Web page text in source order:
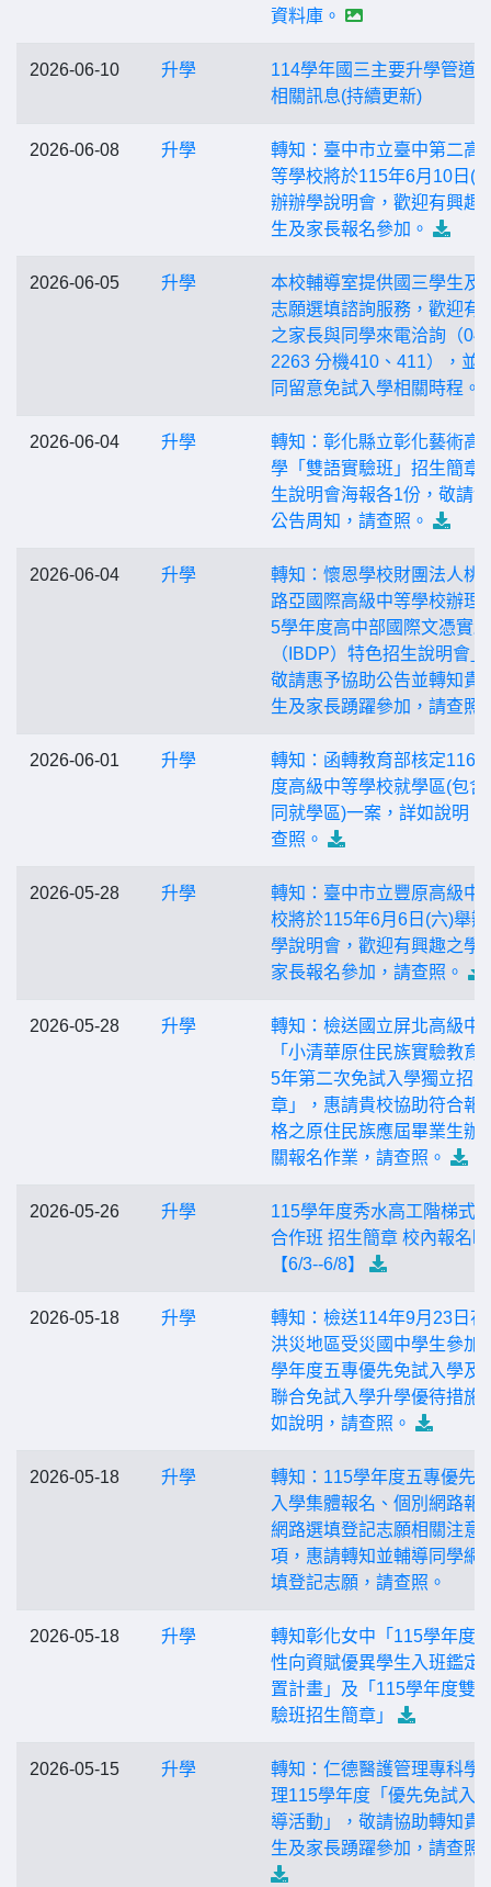
資料庫。
2026-06-10 升學
114學年國三主要升學管道
相關訊息(持續更新)
2026-06-08 升學
轉知：臺中市立臺中第二高
等學校將於115年6月10日(
辦辦學說明會，歡迎有興趣
生及家長報名參加。
2026-06-05 升學
本校輔導室提供國三學生及
志願選填諮詢服務，歡迎有
之家長與同學來電洽詢（
2263 分機410、411），並
同留意免試入學相關時程。
2026-06-04 升學
轉知：彰化縣立彰化藝術高
學「雙語實驗班」招生簡章
生說明會海報各1份，敬請
公告周知，請查照。
2026-06-04 升學
轉知：懷恩學校財團法人桃
路亞國際高級中等學校辦理
5學年度高中部國際文憑實
（IBDP）特色招生說明會
敬請惠予協助公告並轉知貴
生及家長踴躍參加，請查照
2026-06-01 升學
轉知：函轉教育部核定116
度高級中等學校就學區(包含
同就學區)一案，詳如說明，
查照。
2026-05-28 升學
轉知：臺中市立豐原高級中
校將於115年6月6日(六)舉
學說明會，歡迎有興趣之學
家長報名參加，請查照。
2026-05-28 升學
轉知：檢送國立屏北高級中
「小清華原住民族實驗教育
5年第二次免試入學獨立招
章」，惠請貴校協助符合報
格之原住民族應屆畢業生辦
關報名作業，請查照。
2026-05-26 升學
115學年度秀水高工階梯式
合作班 招生簡章 校內報名
【6/3--6/8】
2026-05-18 升學
轉知：檢送114年9月23日花
洪災地區受災國中學生參加
學年度五專優先免試入學及
聯合免試入學升學優待措施
如說明，請查照。
2026-05-18 升學
轉知：115學年度五專優先
入學集體報名、個別網路報
網路選填登記志願相關注意
項，惠請轉知並輔導同學網
填登記志願，請查照。
2026-05-18 升學
轉知彰化女中「115學年度
性向資賦優異學生入班鑑定
置計畫」及「115學年度雙
驗班招生簡章」
2026-05-15 升學
轉知：仁德醫護管理專科學
理115學年度「優先免試入
導活動」，敬請協助轉知貴
生及家長踴躍參加，請查照